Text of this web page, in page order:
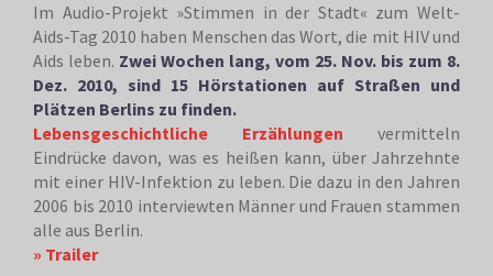
Im Audio-Projekt »Stimmen in der Stadt« zum Welt-
Aids-Tag 2010 haben Menschen das Wort, die mit HIV und
Aids leben. Zwei Wochen lang, vom 25. Nov. bis zum 8.
Dez. 2010, sind 15 Hörstationen auf Straßen und
Plätzen Berlins zu finden.
Lebensgeschichtliche Erzählungen vermitteln
Eindrücke davon, was es heißen kann, über Jahrzehnte
mit einer HIV-Infektion zu leben. Die dazu in den Jahren
2006 bis 2010 interviewten Männer und Frauen stammen
alle aus Berlin.
» Trailer